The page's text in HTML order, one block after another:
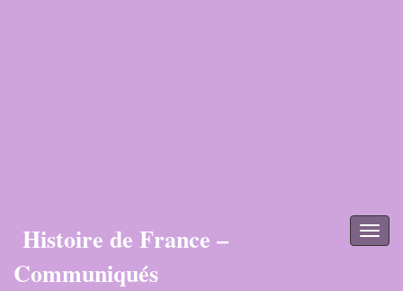
Histoire de France –
Communiqués